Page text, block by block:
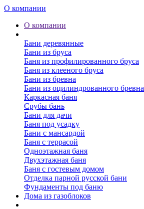
О компании
О компании
Бани деревянные
Бани из бруса
Баня из профилированного бруса
Баня из клееного бруса
Бани из бревна
Бани из оцилиндрованного бревна
Каркасная баня
Срубы бань
Бани для дачи
Баня под усадку
Бани с мансардой
Баня с террасой
Одноэтажная баня
Двухэтажная баня
Баня с гостевым домом
Отделка парной русской бани
Фундаменты под баню
Дома из газоблоков